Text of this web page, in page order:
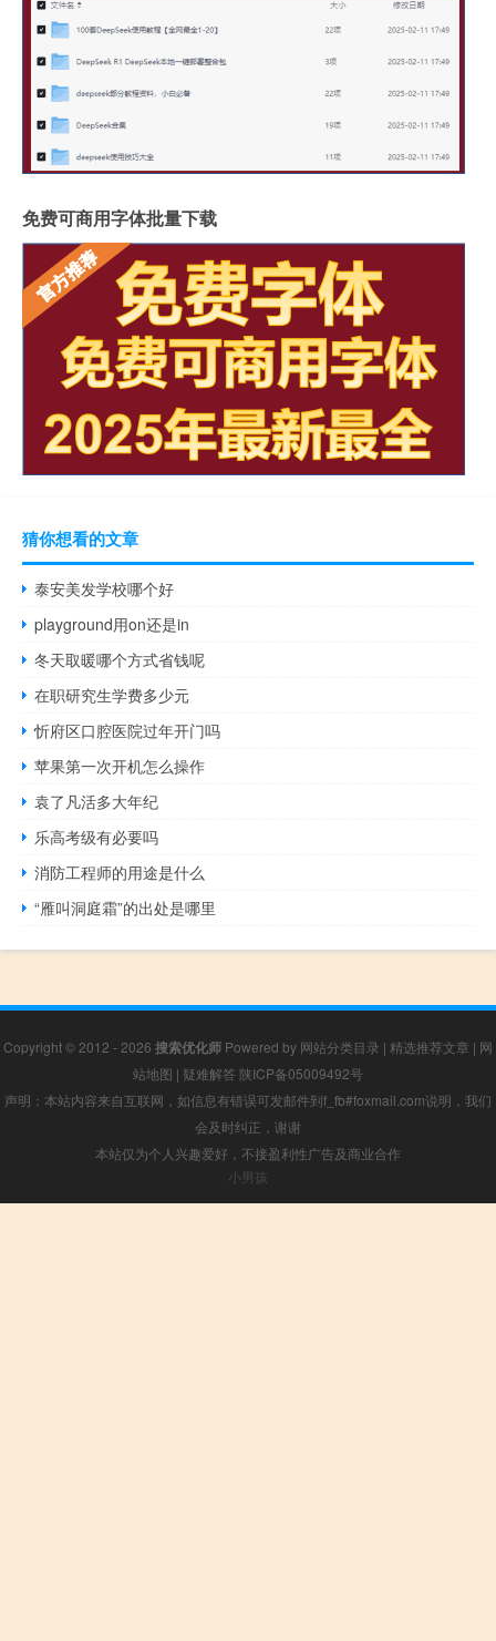
免费可商用字体批量下载
猜你想看的文章
泰安美发学校哪个好
playground用on还是in
冬天取暖哪个方式省钱呢
在职研究生学费多少元
忻府区口腔医院过年开门吗
苹果第一次开机怎么操作
袁了凡活多大年纪
乐高考级有必要吗
消防工程师的用途是什么
“雁叫洞庭霜”的出处是哪里
Copyright © 2012 - 2026 搜索优化师 Powered by 网站分类目录 | 精选推荐文章 | 网
站地图 | 疑难解答 陕ICP备05009492号
声明：本站内容来自互联网，如信息有错误可发邮件到f_fb#foxmail.com说明，我们
会及时纠正，谢谢
本站仅为个人兴趣爱好，不接盈利性广告及商业合作
小男孩